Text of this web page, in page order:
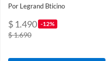
Por Legrand Bticino
$ 1.490 -12%
$ 1.690